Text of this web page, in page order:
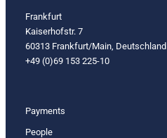
Frankfurt
Kaiserhofstr. 7
60313 Frankfurt/Main, Deutschland
+49 (0)69 153 225-10
Payments
People